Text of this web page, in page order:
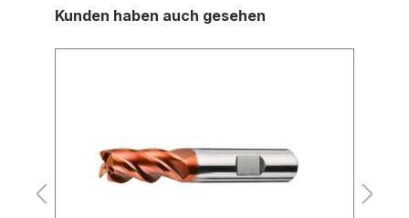
Kunden haben auch gesehen